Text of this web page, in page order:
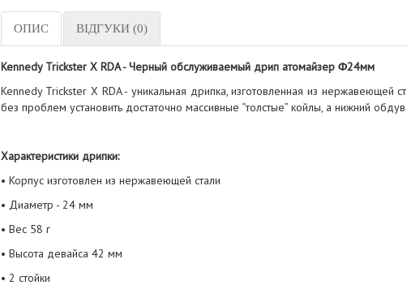
ОПИС ВІДГУКИ (0)
Kennedy Trickster X RDA - Черный обслуживаемый дрип атомайзер Φ24мм
Kennedy Trickster X RDA - уникальная дрипка, изготовленная из нержавеющей
без проблем установить достаточно массивные “толстые” койлы, а нижний
Характеристики дрипки:
• Корпус изготовлен из нержавеющей стали
• Диаметр - 24 мм
• Вес 58 г
• Высота девайса 42 мм
• 2 стойки